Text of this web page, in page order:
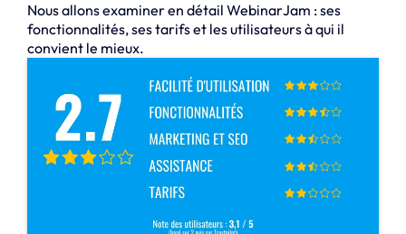
Nous allons examiner en détail WebinarJam : ses
fonctionnalités, ses tarifs et les utilisateurs à qui il
convient le mieux.